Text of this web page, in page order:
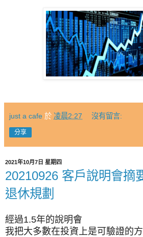
just a cafe 於 凌晨2:27 沒有留言:
分享
2021年10月7日 星期四
20210926 客戶說明會摘
退休規劃
經過1.5年的說明會
我把大多數在投資上是可驗證的